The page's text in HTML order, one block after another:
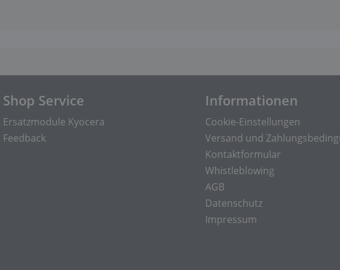
Shop Service
Ersatzmodule Kyocera
Feedback
Informationen
Cookie-Einstellungen
Versand und
Kontaktformular
Whistleblowing
AGB
Datenschutz
Impressum